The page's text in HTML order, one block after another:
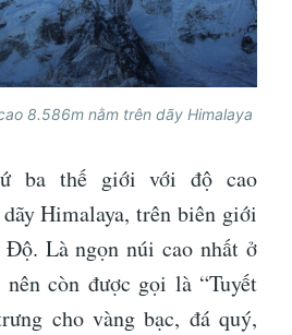
8.586m nằm trên dãy Himalaya
ba thế giới với độ cao
Himalaya, trên biên giới
Là ngọn núi cao nhất ở
còn được gọi là “Tuyết
cho vàng bạc, đá quý,